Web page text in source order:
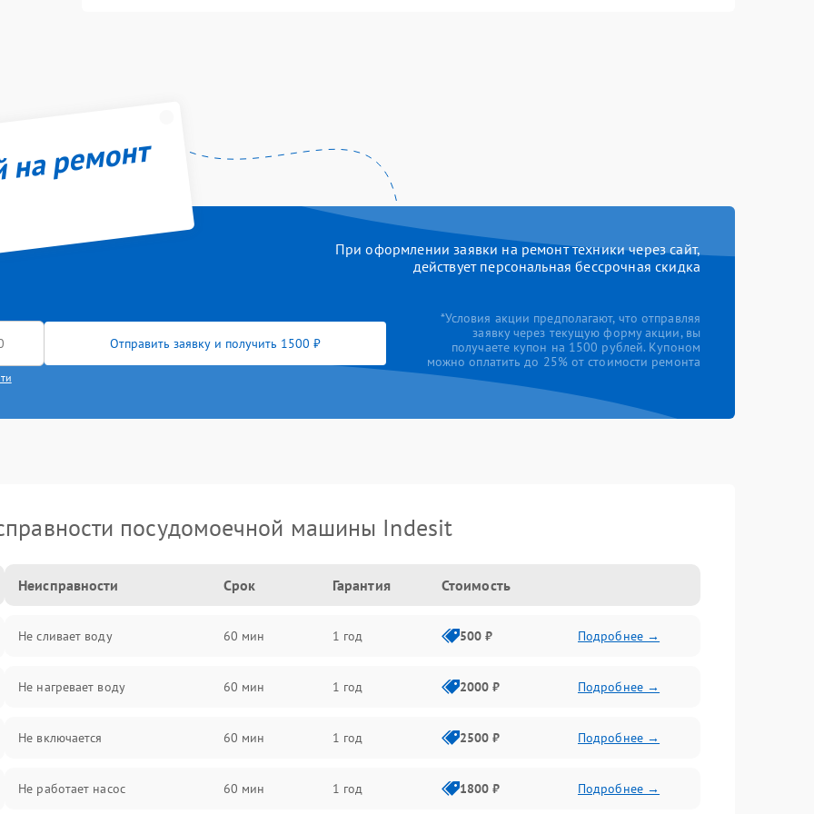
ремонт
При оформлении заявки на ремонт техники через сайт,
действует персональная бессрочная скидка
Отправить заявку и получить 1500 ₽
*Условия акции предполагают, что отправляя
заявку через текущую форму акции, вы
получаете купон на 1500 рублей. Купоном
можно оплатить до 25% от стоимости ремонта
посудомоечной машины Indesit
Неисправности Срок Гарантия Стоимость
Не сливает воду 60 мин 1 год 500 ₽ Подробнее →
Не нагревает воду 60 мин 1 год 2000 ₽ Подробнее →
Не включается 60 мин 1 год 2500 ₽ Подробнее →
Не работает насос 60 мин 1 год 1800 ₽ Подробнее →